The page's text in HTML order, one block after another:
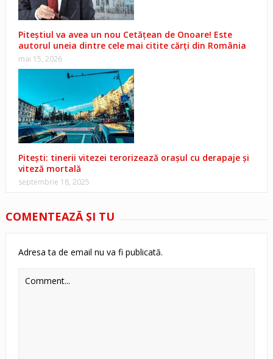
Piteștiul va avea un nou Cetățean de Onoare! Este
autorul uneia dintre cele mai citite cărți din România
mai 15, 2026
Pitești: tinerii vitezei terorizează orașul cu derapaje și
viteză mortală
septembrie 18, 2025
COMENTEAZĂ ŞI TU
Adresa ta de email nu va fi publicată.